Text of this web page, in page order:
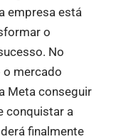
empresa está
o
No
o mercado
Meta conseguir
conquistar a
finalmente